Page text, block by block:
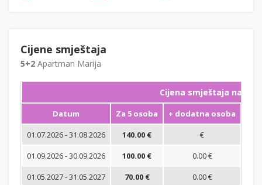
Cijene smještaja
5+2 Apartman Marija
Cijena smještaja na noć
Datum Za 5 osoba + dodatna osoba
01.07.2026 - 31.08.2026
140.00 €
€
01.09.2026 - 30.09.2026
100.00 €
0.00 €
01.05.2027 - 31.05.2027
70.00 €
0.00 €